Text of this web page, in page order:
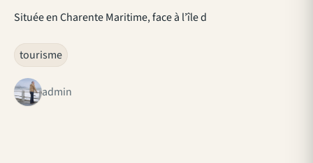
Située en Charente Maritime, face à l’île d
tourisme
admin